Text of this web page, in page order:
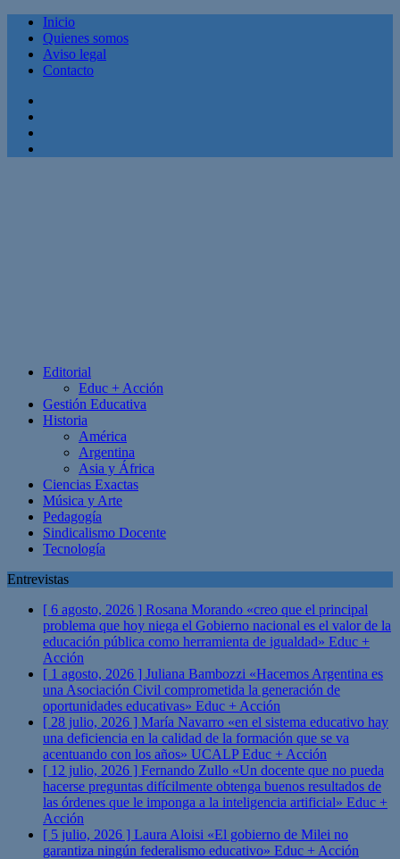
Inicio
Quienes somos
Aviso legal
Contacto
Editorial
Educ + Acción
Gestión Educativa
Historia
América
Argentina
Asia y África
Ciencias Exactas
Música y Arte
Pedagogía
Sindicalismo Docente
Tecnología
Entrevistas
[ 6 agosto, 2026 ] Rosana Morando «creo que el principal
problema que hoy niega el Gobierno nacional es el valor de la
educación pública como herramienta de igualdad» Educ +
Acción
[ 1 agosto, 2026 ] Juliana Bambozzi «Hacemos Argentina es
una Asociación Civil comprometida la generación de
oportunidades educativas» Educ + Acción
[ 28 julio, 2026 ] María Navarro «en el sistema educativo hay
una deficiencia en la calidad de la formación que se va
acentuando con los años» UCALPEduc + Acción
[ 12 julio, 2026 ] Fernando Zullo «Un docente que no pueda
hacerse preguntas difícilmente obtenga buenos resultados de
las órdenes que le imponga a la inteligencia artificial» Educ +
Acción
[ 5 julio, 2026 ] Laura Aloisi «El gobierno de Milei no
garantiza ningún federalismo educativo» Educ + Acción